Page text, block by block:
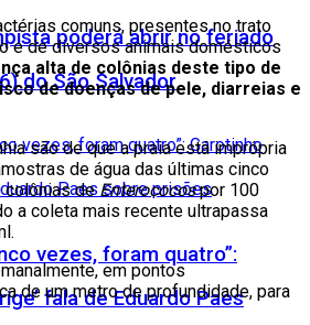
poderá abrir no feriado
do São Salvador
vezes, foram quatro”:
fala de Eduardo Paes
comuns, presentes no trato
e de diversos animais domésticos
alta de colônias deste tipo de
de doenças de pele, diarreias e
são de que a praia está imprópria
de água das últimas cinco
colônias deEnterococospor 100
a coleta mais recente ultrapassa
em pontos
de um metro de profundidade, para